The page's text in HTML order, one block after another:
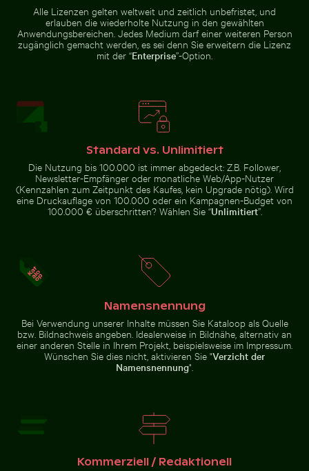
Mangrovenbaum im Yum Balam
Flora und Fauna Schutzgebiet Silhouette von
Menschen beim
Spiegelung
Frische Tomaten tauchen ins Wasser
Frische Tomaten tauchen ins
Casa da Música, Porto:
Wahrzeichen der modernen
Architektur
Blauer Kirchturm mit Glocke vor klarem Himmel
Stapel von verschiedenen
Buddha-Statuen im Wat Yai Chai
Mongkol Tempel
Pinke Lilie in prunkvollem
Goldrahmen
Sandweg zur Insel Ko Nui
Sandweg zur Insel Ko Nui
Luftaufnahme des Dorfes
Luftaufnahme des Dorfes Mandraki
auf der Insel Nisyros
Bunter Blumenstrauß in Glasvase
Alle Lizenzen gelten weltweit und zeitlich unbefristet, und
erlauben die wiederholte Nutzung in den gewählten
Anwendungsbereichen. Jedes Medium darf einer weiteren Person
zugänglich gemacht werden, es sei denn Sie erweitern die Lizenz
mit der “Enterprise”-Option.
Standard vs. Unlimitiert
Die Nutzung bis 100.000 ist immer abgedeckt: Z.B. Follower,
Newsletter-Empfänger oder monatliche Web/App-Nutzer
(Kennzahlen zum Zeitpunkt des Kaufes, kein Upgrade nötig). Wird
eine Druckauflage von 100.000 oder ein Kampagnen-Budget von
100.000 € überschritten? Wählen Sie “Unlimitiert”.
Namensnennung
Bei Verwendung unserer Inhalte müssen Sie Kataloop als Quelle
bzw. Bildnachweis angeben. Idealerweise in Bildnähe, alternativ an
einer anderen Stelle in Ihrem Projekt, beispielsweise im Impressum.
Wünschen Sie dies nicht, aktivieren Sie "Verzicht der
Namensnennung".
Kommerziell / Redaktionell